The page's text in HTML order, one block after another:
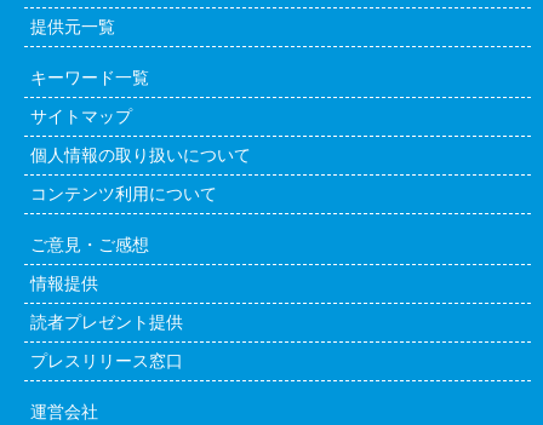
提供元一覧
キーワード一覧
サイトマップ
個人情報の取り扱いについて
コンテンツ利用について
ご意見・ご感想
情報提供
読者プレゼント提供
プレスリリース窓口
運営会社